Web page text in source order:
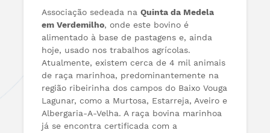
Associação sedeada na Quinta da Medela
em Verdemilho, onde este bovino é
alimentado à base de pastagens e, ainda
hoje, usado nos trabalhos agrícolas.
Atualmente, existem cerca de 4 mil animais
de raça marinhoa, predominantemente na
região ribeirinha dos campos do Baixo Vouga
Lagunar, como a Murtosa, Estarreja, Aveiro e
Albergaria-A-Velha. A raça bovina marinhoa
já se encontra certificada com a